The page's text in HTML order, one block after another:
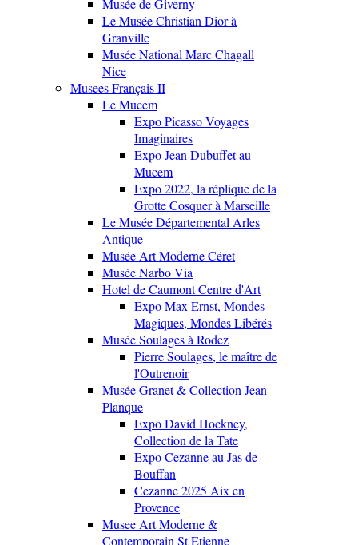
Musée de Giverny
Le Musée Christian Dior à
Granville
Musée National Marc Chagall
Nice
Musees Français II
Le Mucem
Expo Picasso Voyages
Imaginaires
Expo Jean Dubuffet au
Mucem
Expo 2022, la réplique de la
Grotte Cosquer à Marseille
Le Musée Départemental Arles
Antique
Musée Art Moderne Céret
Musée Narbo Via
Hotel de Caumont Centre d'Art
Expo Max Ernst, Mondes
Magiques, Mondes Libérés
Musée Soulages à Rodez
Pierre Soulages, le maître de
l'Outrenoir
Musée Granet & Collection Jean
Planque
Expo David Hockney,
Collection de la Tate
Expo Cezanne au Jas de
Bouffan
Cezanne 2025 Aix en
Provence
Musee Art Moderne &
Contemporain St Etienne